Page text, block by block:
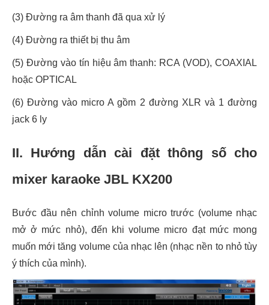
(3) Đường ra âm thanh đã qua xử lý
(4) Đường ra thiết bị thu âm
(5) Đường vào tín hiệu âm thanh: RCA (VOD), COAXIAL
hoặc OPTICAL
(6) Đường vào micro A gồm 2 đường XLR và 1 đường
jack 6 ly
II. Hướng dẫn cài đặt thông số cho
mixer karaoke JBL KX200
Bước đầu nên chỉnh volume micro trước (volume nhạc
mở ở mức nhỏ), đến khi volume micro đạt mức mong
muốn mới tăng volume của nhạc lên (nhạc nền to nhỏ tùy
ý thích của mình).